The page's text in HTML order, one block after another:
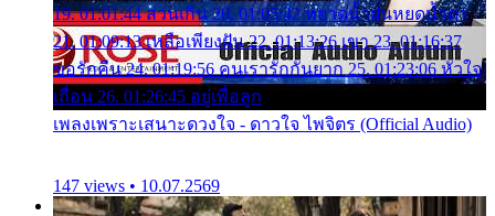
19. 01:01:44 ส่วนเกิน 20. 01:05:42 หยาดน้ำฝนหยดน้ำตา
21. 01:09:13 เหลือเพียงฝัน 22. 01:13:26 เขา 23. 01:16:37
ขอรักคืน 24. 01:19:56 คนเรารักกันยาก 25. 01:23:06 หัวใจ
เถื่อน 26. 01:26:45 อยู่เพื่อลูก
เพลงเพราะเสนาะดวงใจ - ดาวใจ ไพจิตร (Official Audio)
147 views • 10.07.2569